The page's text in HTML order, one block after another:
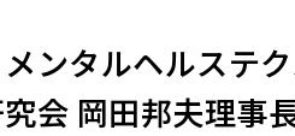
メンタルヘルステ
会 岡田邦夫理